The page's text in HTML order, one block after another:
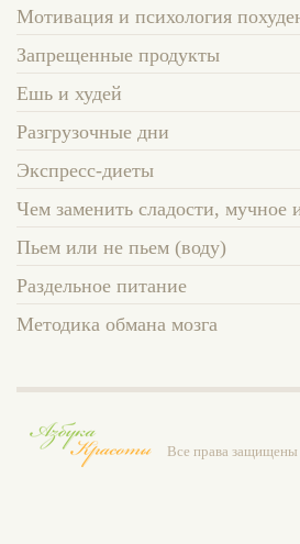
Мотивация и психология
Запрещенные продукты
Ешь и худей
Разгрузочные дни
Экспресс-диеты
Чем заменить сладости, мучное
Пьем или не пьем (воду)
Раздельное питание
Методика обмана мозга
Все права